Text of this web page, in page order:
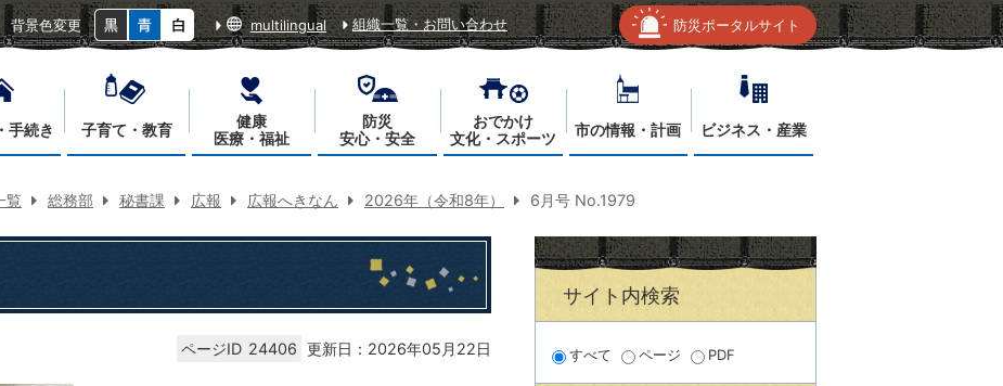
背景色変更 multilingual 組織一覧・お問い合わせ 防災ポータルサイト
手続き 子育て・教育
健康
医療・福祉
防災
安心・安全
おでかけ
文化・スポーツ
市の情報・計画 ビジネス・産業
覧 総務部 秘書課 広報 広報へきなん 2026年（令和8年） 6月号 No.1979
ページID 24406 更新日：2026年05月22日
サイト内検索
すべて ページ PDF